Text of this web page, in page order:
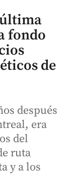
fondo
de
después
era
del
ruta
y a los